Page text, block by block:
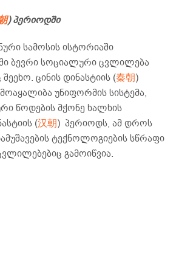
)პერიოდში
სამოსის ისტორიაში
ბევრი სოციალური ცვლილება
ცინის დინასტიის (秦朝)
უნიფორმის სისტემა,
წოდების მქონე ხალხის
(汉朝) პერიოდს, ამ დროს
ტექნოლოგიების სწრაფი
გამოიწვია.